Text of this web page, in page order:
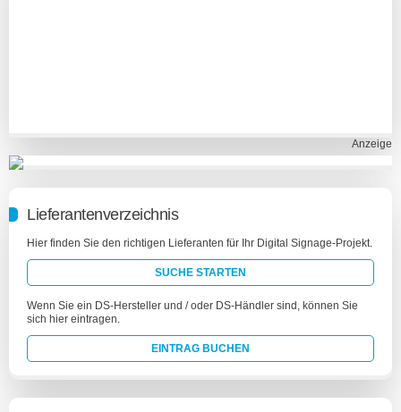
Anzeige
Lieferantenverzeichnis
Hier finden Sie den richtigen Lieferanten für Ihr Digital Signage-Projekt.
SUCHE STARTEN
Wenn Sie ein DS-Hersteller und / oder DS-Händler sind, können Sie
sich hier eintragen.
EINTRAG BUCHEN